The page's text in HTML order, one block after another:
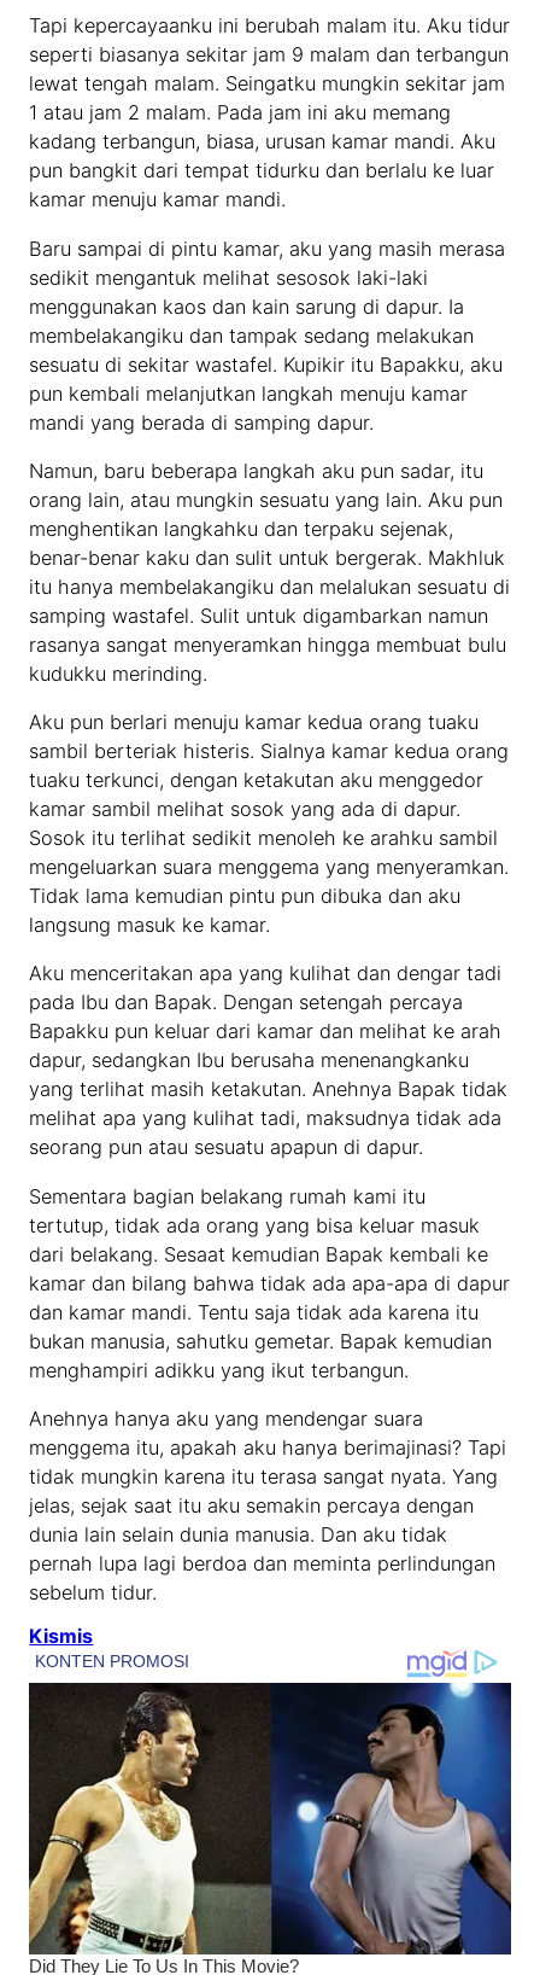
Tapi kepercayaanku ini berubah malam itu. Aku tidur
seperti biasanya sekitar jam 9 malam dan terbangun
lewat tengah malam. Seingatku mungkin sekitar jam
1 atau jam 2 malam. Pada jam ini aku memang
kadang terbangun, biasa, urusan kamar mandi. Aku
pun bangkit dari tempat tidurku dan berlalu ke luar
kamar menuju kamar mandi.
Baru sampai di pintu kamar, aku yang masih merasa
sedikit mengantuk melihat sesosok laki-laki
menggunakan kaos dan kain sarung di dapur. Ia
membelakangiku dan tampak sedang melakukan
sesuatu di sekitar wastafel. Kupikir itu Bapakku, aku
pun kembali melanjutkan langkah menuju kamar
mandi yang berada di samping dapur.
Namun, baru beberapa langkah aku pun sadar, itu
orang lain, atau mungkin sesuatu yang lain. Aku pun
menghentikan langkahku dan terpaku sejenak,
benar-benar kaku dan sulit untuk bergerak. Makhluk
itu hanya membelakangiku dan melalukan sesuatu di
samping wastafel. Sulit untuk digambarkan namun
rasanya sangat menyeramkan hingga membuat bulu
kudukku merinding.
Aku pun berlari menuju kamar kedua orang tuaku
sambil berteriak histeris. Sialnya kamar kedua orang
tuaku terkunci, dengan ketakutan aku menggedor
kamar sambil melihat sosok yang ada di dapur.
Sosok itu terlihat sedikit menoleh ke arahku sambil
mengeluarkan suara menggema yang menyeramkan.
Tidak lama kemudian pintu pun dibuka dan aku
langsung masuk ke kamar.
Aku menceritakan apa yang kulihat dan dengar tadi
pada Ibu dan Bapak. Dengan setengah percaya
Bapakku pun keluar dari kamar dan melihat ke arah
dapur, sedangkan Ibu berusaha menenangkanku
yang terlihat masih ketakutan. Anehnya Bapak tidak
melihat apa yang kulihat tadi, maksudnya tidak ada
seorang pun atau sesuatu apapun di dapur.
Sementara bagian belakang rumah kami itu
tertutup, tidak ada orang yang bisa keluar masuk
dari belakang. Sesaat kemudian Bapak kembali ke
kamar dan bilang bahwa tidak ada apa-apa di dapur
dan kamar mandi. Tentu saja tidak ada karena itu
bukan manusia, sahutku gemetar. Bapak kemudian
menghampiri adikku yang ikut terbangun.
Anehnya hanya aku yang mendengar suara
menggema itu, apakah aku hanya berimajinasi? Tapi
tidak mungkin karena itu terasa sangat nyata. Yang
jelas, sejak saat itu aku semakin percaya dengan
dunia lain selain dunia manusia. Dan aku tidak
pernah lupa lagi berdoa dan meminta perlindungan
sebelum tidur.
Kismis